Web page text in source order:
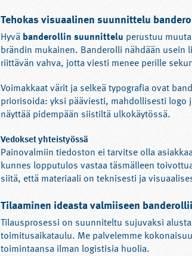
Tehokas visuaalinen suunnittelu
Hyvä banderollin suunnittelu perustuu
brändin mukainen. Banderolli nähdään
riittävän vahva, jotta viesti menee perille
Voimakkaat värit ja selkeä typografia ovat
priorisoida: yksi pääviesti, mahdollisesti
näyttää pidempään siistiltä ulkokäytössä.
Vedokset yhteistyössä
Painovalmiin tiedoston ei tarvitse olla
kunnes lopputulos vastaa täsmälleen
siitä, että materiaali on teknisesti ja
Tilaaminen ideasta valmiiseen
Tilausprosessi on suunniteltu sujuvaksi
toimitusaikataulu. Me palvelemme
toimintaansa ilman logistisia huolia.